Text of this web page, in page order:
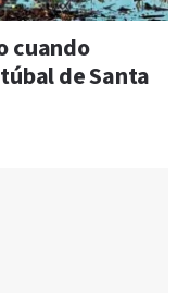
cuando
de Santa